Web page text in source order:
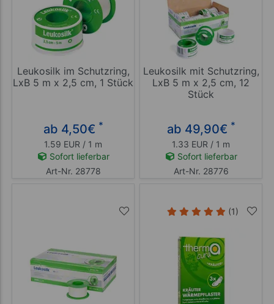
Leukosilk im Schutzring,
LxB 5 m x 2,5 cm, 1 Stück
ab 4,50€ *
1.59 EUR / 1 m
Sofort lieferbar
Art-Nr. 28778
Leukosilk mit Schutzring,
LxB 5 m x 2,5 cm, 12
Stück
ab 49,90€ *
1.33 EUR / 1 m
Sofort lieferbar
Art-Nr. 28776
(1)